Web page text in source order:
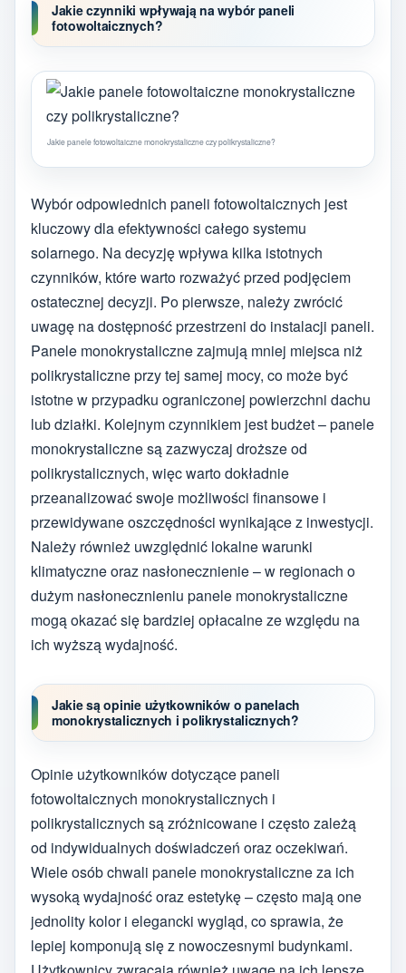
Jakie czynniki wpływają na wybór paneli
fotowoltaicznych?
Jakie panele fotowoltaiczne monokrystaliczne czy polikrystaliczne?
Wybór odpowiednich paneli fotowoltaicznych jest
kluczowy dla efektywności całego systemu
solarnego. Na decyzję wpływa kilka istotnych
czynników, które warto rozważyć przed podjęciem
ostatecznej decyzji. Po pierwsze, należy zwrócić
uwagę na dostępność przestrzeni do instalacji paneli.
Panele monokrystaliczne zajmują mniej miejsca niż
polikrystaliczne przy tej samej mocy, co może być
istotne w przypadku ograniczonej powierzchni dachu
lub działki. Kolejnym czynnikiem jest budżet – panele
monokrystaliczne są zazwyczaj droższe od
polikrystalicznych, więc warto dokładnie
przeanalizować swoje możliwości finansowe i
przewidywane oszczędności wynikające z inwestycji.
Należy również uwzględnić lokalne warunki
klimatyczne oraz nasłonecznienie – w regionach o
dużym nasłonecznieniu panele monokrystaliczne
mogą okazać się bardziej opłacalne ze względu na
ich wyższą wydajność.
Jakie są opinie użytkowników o panelach
monokrystalicznych i polikrystalicznych?
Opinie użytkowników dotyczące paneli
fotowoltaicznych monokrystalicznych i
polikrystalicznych są zróżnicowane i często zależą
od indywidualnych doświadczeń oraz oczekiwań.
Wiele osób chwali panele monokrystaliczne za ich
wysoką wydajność oraz estetykę – często mają one
jednolity kolor i elegancki wygląd, co sprawia, że
lepiej komponują się z nowoczesnymi budynkami.